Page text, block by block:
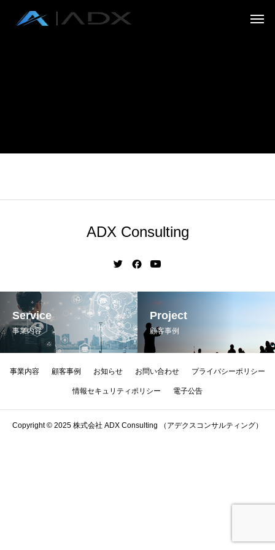
ADX Consulting
Service
事業内容
Project
顧客事例
事業内容 顧客事例 お知らせ お問い合わせ プライバシーポリシー
情報セキュリティポリシー 電子公告
Copyright © 2025 株式会社 ADX Consulting （アデクスコンサルティング）